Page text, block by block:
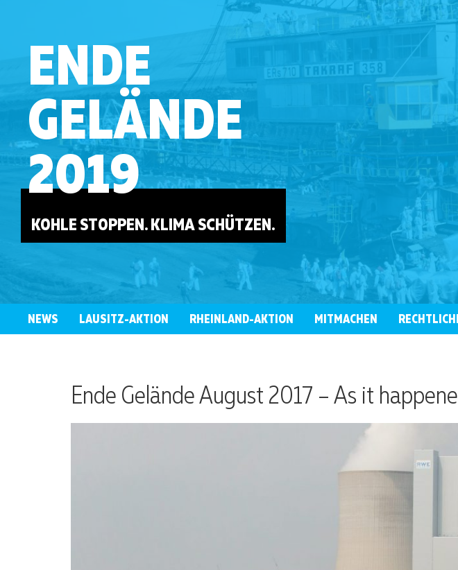
ENDE
GELÄNDE
2019
KOHLE STOPPEN. KLIMA SCHÜTZEN.
NEWS LAUSITZ-AKTION RHEINLAND-AKTION MITMACHEN
Ende Gelände August 2017 – As it